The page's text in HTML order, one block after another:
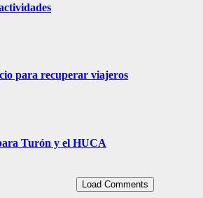
para recuperar viajeros
Turón y el HUCA
Load Comments